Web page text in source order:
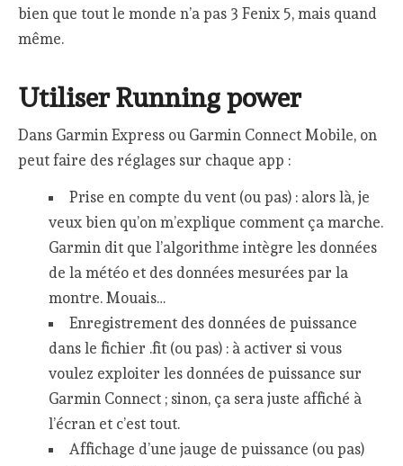
bien que tout le monde n’a pas 3 Fenix 5, mais quand
même.
Utiliser Running power
Dans Garmin Express ou Garmin Connect Mobile, on
peut faire des réglages sur chaque app :
Prise en compte du vent (ou pas) : alors là, je
veux bien qu’on m’explique comment ça marche.
Garmin dit que l’algorithme intègre les données
de la météo et des données mesurées par la
montre. Mouais…
Enregistrement des données de puissance
dans le fichier .fit (ou pas) : à activer si vous
voulez exploiter les données de puissance sur
Garmin Connect ; sinon, ça sera juste affiché à
l’écran et c’est tout.
Affichage d’une jauge de puissance (ou pas)